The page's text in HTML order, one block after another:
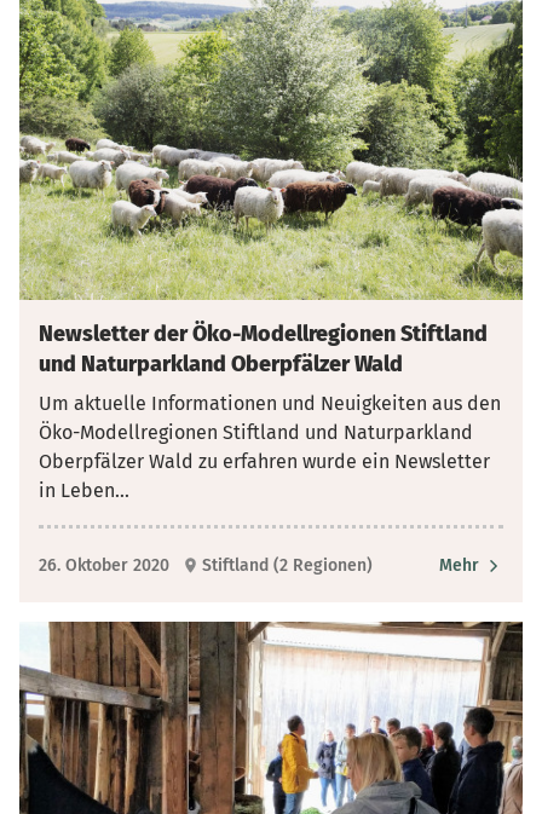
Newsletter der Öko-Modellregionen Stiftland
und Naturparkland Oberpfälzer Wald
Um aktuelle Informationen und Neuigkeiten aus den
Öko-Modellregionen Stiftland und Naturparkland
Oberpfälzer Wald zu erfahren wurde ein Newsletter
in Leben...
26. Oktober 2020 Stiftland (2 Regionen) Mehr